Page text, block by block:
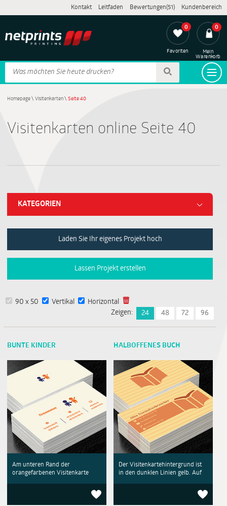
Kontakt Leitfaden Bewertungen(51) Kundenbereich
0
Favoriten
0
Mein
Warenkorb
Homepage\ Visitenkarten\ Seite 40
Visitenkarten online Seite 40
KATEGORIEN
Laden Sie Ihr eigenes Projekt hoch
Lassen Projekt erstellen
90 x 50 Vertikal
Horizontal
Zeigen:
24 48 72 96
BUNTE KINDER
Am unteren Rand der
orangefarbenen Visitenkarte
HALBOFFENES BUCH
Der Visitenkartehintergrund ist
in den dunklen Linien gelb. Auf